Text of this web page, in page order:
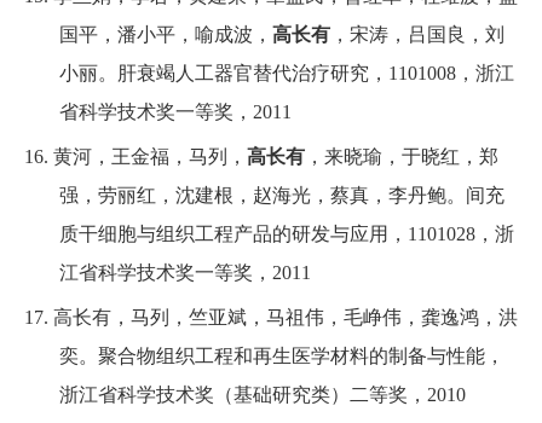
国平，潘小平，喻成波， 高长有 ，宋涛，吕国良，刘
小丽。 肝衰竭人工器官替代治疗研究， 1101008 ， 浙江
省科学技术奖一等奖， 2011
16. 黄河，王金福，马列， 高长有 ，来晓瑜，于晓红，郑
强，劳丽红，沈建根，赵海光，蔡真，李丹鲍。 间充
质干细胞与组织工程产品的研发与应用， 1101028 ， 浙
江省科学技术奖一等奖， 2011
17. 高长有， 马列， 竺亚斌， 马祖伟， 毛峥伟 ， 龚逸鸿 ， 洪
奕。 聚合物组织工程和再生医学材料的制备与性能，
浙江省科学技术奖（基础研究类）二等奖， 2010